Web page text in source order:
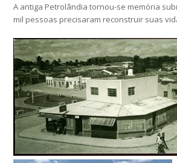
A antiga Petrolândia tornou-se memória
mil pessoas precisaram reconstruir suas